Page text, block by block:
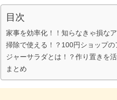
目次
家事を効率化！！知らなきゃ損な
掃除で使える！？100円ショップの
ジャーサラダとは！？作り置きを
まとめ